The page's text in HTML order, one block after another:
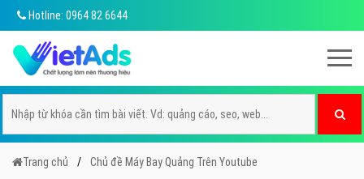
Hotline: 0964 82 6644
Trang chủ Chủ đề Máy Bay Quảng Trên Youtube